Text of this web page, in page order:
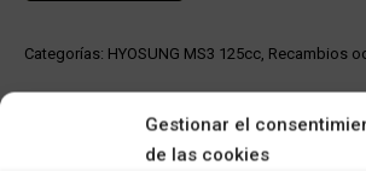
Gestionar el
de las cookies
Categorías: HYOSUNG MS3 125cc, Recambios
Share this product